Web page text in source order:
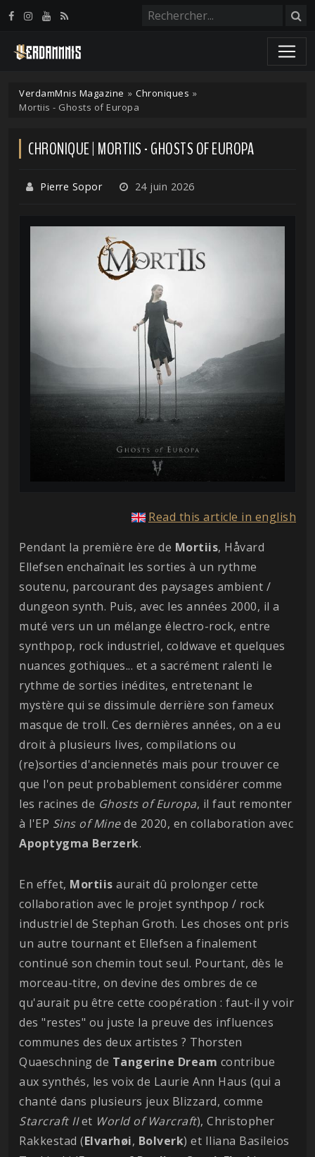
VerdamMnis Magazine » Chroniques »
Mortiis - Ghosts of Europa
CHRONIQUE | MORTIIS - GHOSTS OF EUROPA
Pierre Sopor 24 juin 2026
Read this article in english
Pendant la première ère de Mortiis, Håvard
Ellefsen enchaînait les sorties à un rythme
soutenu, parcourant des paysages ambient /
dungeon synth. Puis, avec les années 2000, il a
muté vers un un mélange électro-rock, entre
synthpop, rock industriel, coldwave et quelques
nuances gothiques... et a sacrément ralenti le
rythme de sorties inédites, entretenant le
mystère qui se dissimule derrière son fameux
masque de troll. Ces dernières années, on a eu
droit à plusieurs lives, compilations ou
(re)sorties d'anciennetés mais pour trouver ce
que l'on peut probablement considérer comme
les racines de Ghosts of Europa, il faut remonter
à l'EP Sins of Minede 2020, en collaboration avec
Apoptygma Berzerk.
En effet, Mortiis aurait dû prolonger cette
collaboration avec le projet synthpop / rock
industriel de Stephan Groth. Les choses ont pris
un autre tournant et Ellefsen a finalement
continué son chemin tout seul. Pourtant, dès le
morceau-titre, on devine des ombres de ce
qu'aurait pu être cette coopération : faut-il y voir
des "restes" ou juste la preuve des influences
communes des deux artistes ? Thorsten
Quaeschning de Tangerine Dream contribue
aux synthés, les voix de Laurie Ann Haus (qui a
chanté dans plusieurs jeux Blizzard, comme
Starcraft IIet World of Warcraft), Christopher
Rakkestad (Elvarhøi, Bolverk) et Iliana Basileios
Panneau de gestion des cookies